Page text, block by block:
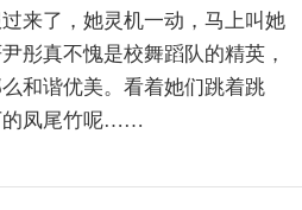
来了，她灵机一动，马上叫她
彤真不愧是校舞蹈队的精英，
和谐优美。看着她们跳着跳
的凤尾竹呢……